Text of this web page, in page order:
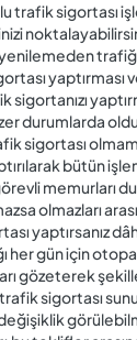
trafik sigortası
yaptırması
durumlarda
sigortası
bütün
memurları
olmazları
yaptırsanız dâhi
her gün için
gözeterek
sigortası
değişiklik